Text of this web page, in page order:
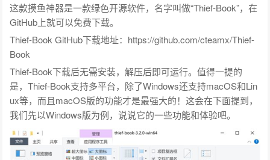
这款摸鱼神器是一款绿色开源软件，名字叫做“Thief-Book”，在
GitHub上就可以免费下载。
Thief-Book GitHub下载地址：https://github.com/cteamx/Thief-
Book
Thief-Book下载后无需安装，解压后即可运行。值得一提的
是，Thief-Book支持多平台，除了Windows还支持macOS和Lin
ux等，而且macOS版的功能才是最强大的！这会在下面提到，
我们先以Windows版为例，说说它的一些功能和体验吧。